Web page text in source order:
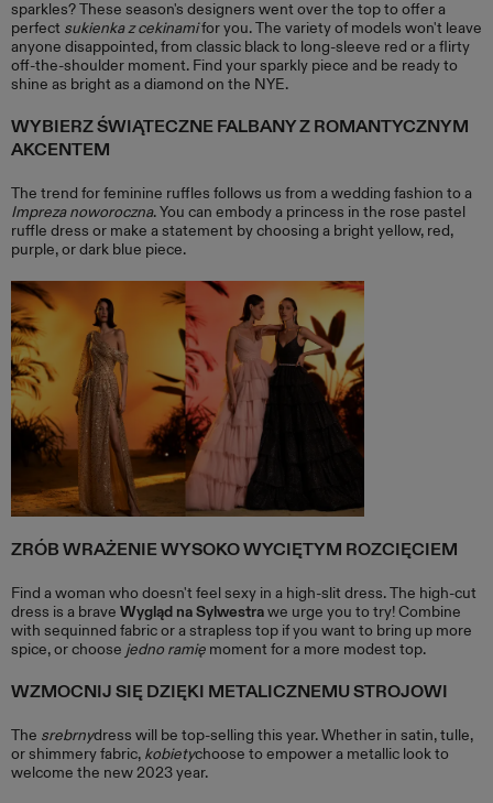
sparkles? These season's designers went over the top to offer a
perfect sukienka z cekinamifor you. The variety of models won't leave
anyone disappointed, from classic black to long-sleeve red or a flirty
off-the-shoulder moment. Find your sparkly piece and be ready to
shine as bright as a diamond on the NYE.
WYBIERZ ŚWIĄTECZNE FALBANY Z ROMANTYCZNYM
AKCENTEM
The trend for feminine ruffles follows us from a wedding fashion to a
Impreza noworoczna. You can embody a princess in the rose pastel
ruffle dress or make a statement by choosing a bright yellow, red,
purple, or dark blue piece.
ZRÓB WRAŻENIE WYSOKO WYCIĘTYM ROZCIĘCIEM
Find a woman who doesn't feel sexy in a high-slit dress. The high-cut
dress is a brave Wygląd na Sylwestrawe urge you to try! Combine
with sequinned fabric or a strapless top if you want to bring up more
spice, or choose jedno ramię moment for a more modest top.
WZMOCNIJ SIĘ DZIĘKI METALICZNEMU STROJOWI
The srebrnydress will be top-selling this year. Whether in satin, tulle,
or shimmery fabric, kobietychoose to empower a metallic look to
welcome the new 2023 year.